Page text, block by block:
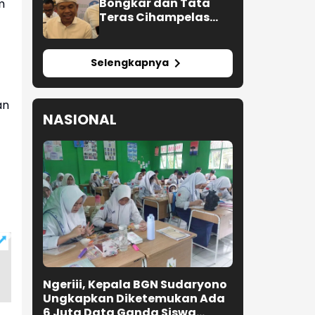
Teras Cihampelas
Selengkapnya
NASIONAL
Ngeriii, Kepala BGN Sudaryono
Ungkapkan Diketemukan Ada